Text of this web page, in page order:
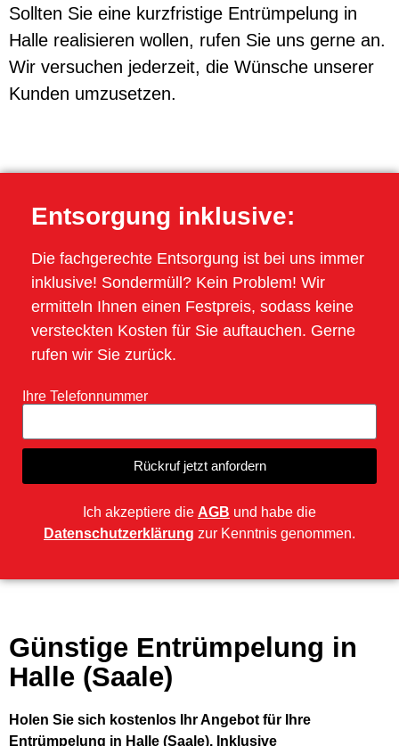
Sollten Sie eine kurzfristige Entrümpelung in
Halle realisieren wollen, rufen Sie uns gerne an.
Wir versuchen jederzeit, die Wünsche unserer
Kunden umzusetzen.
Entsorgung inklusive:
Die fachgerechte Entsorgung ist bei uns immer
inklusive! Sondermüll? Kein Problem! Wir
ermitteln Ihnen einen Festpreis, sodass keine
versteckten Kosten für Sie auftauchen. Gerne
rufen wir Sie zurück.
Ihre Telefonnummer
Rückruf jetzt anfordern
Ich akzeptiere die AGB und habe die
Datenschutzerklärung zur Kenntnis genommen.
Günstige Entrümpelung in
Halle (Saale)
Holen Sie sich kostenlos Ihr Angebot für Ihre
Entrümpelung in Halle (Saale). Inklusive